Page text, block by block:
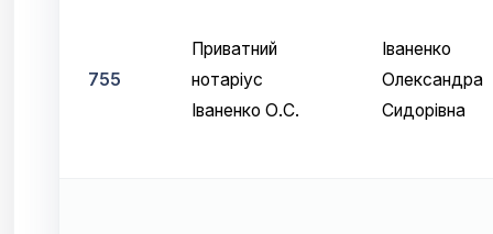
755
Приватний
нотаріус
Іваненко О.С.
Іваненко
Олександра
Сидорівна